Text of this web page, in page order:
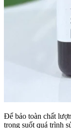
Để bảo toàn chất
trong suốt quá trình